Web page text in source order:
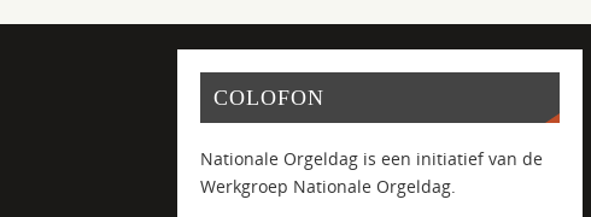
COLOFON
Nationale Orgeldag is een initiatief van de
Werkgroep Nationale Orgeldag.